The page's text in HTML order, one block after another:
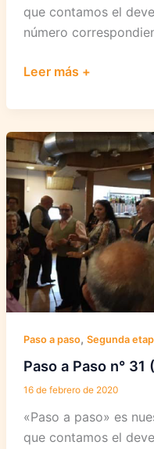
que contamos el
número
Paso
Paso
n°
32
(II
etapa)
Leer más +
Paso a paso, Segunda
Paso a Paso n° 31
16 de febrero de 2020
«Paso a paso» es
que contamos el